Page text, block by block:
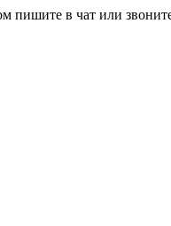
пишите в чат или